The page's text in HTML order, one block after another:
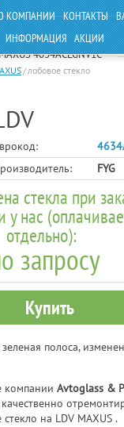
КОМПАНИИ КОНТАКТЫ
ИНФОРМАЦИЯ АКЦИИ
4634ACLGNV1C
/лобовое стекло
FYG
стекла при
у нас
отдельно):
запросу
Купить
полоса,
компанииAvtoglass &
на LDV MAXUS .